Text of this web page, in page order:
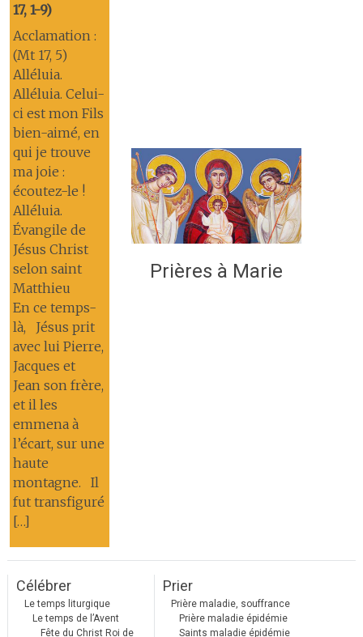
17, 1-9)
Acclamation :
(Mt 17, 5)
Alléluia.
Alléluia. Celui-
ci est mon Fils
bien-aimé, en
qui je trouve
ma joie :
écoutez-le !
Alléluia.
Évangile de
Jésus Christ
selon saint
Matthieu
En ce temps-
là, Jésus prit
avec lui Pierre,
Jacques et
Jean son frère,
et il les
emmena à
l’écart, sur une
haute
montagne. Il
fut transfiguré
[…]
Prières à Marie
Célébrer
Le temps liturgique
Le temps de l’Avent
Fête du Christ Roi de
Prier
Prière maladie, souffrance
Prière maladie épidémie
Saints maladie épidémie